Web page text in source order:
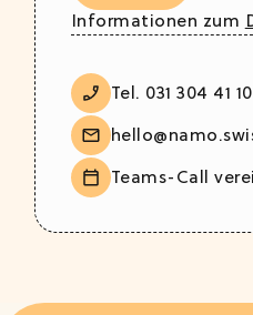
Informationen zum
Tel. 031 304 41 10
Teams-Call